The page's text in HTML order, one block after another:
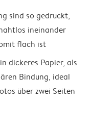
sind so gedruckt,
ineinander
flach ist
dickeres Papier, als
Bindung, ideal
über zwei Seiten